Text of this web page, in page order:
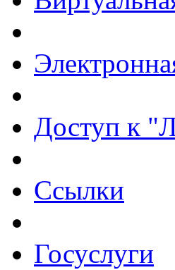
Доступ к
Ссылки
Госуслуги